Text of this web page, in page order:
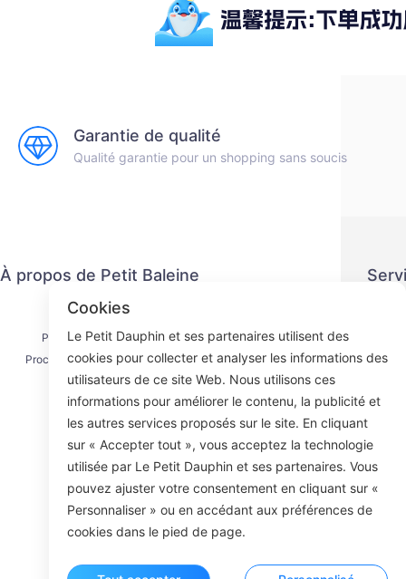
Garantie de qualité
Qualité garantie pour un shopping sans soucis
À propos de Petit Baleine
Nous contacter
Processus d'expédition
Processus de remboursement
À propos de nous
ROOM
Cookies
Le Petit Dauphin et ses partenaires utilisent des
cookies pour collecter et analyser les informations des
utilisateurs de ce site Web. Nous utilisons ces
informations pour améliorer le contenu, la publicité et
les autres services proposés sur le site. En cliquant
sur « Accepter tout », vous acceptez la technologie
utilisée par Le Petit Dauphin et ses partenaires. Vous
pouvez ajuster votre consentement en cliquant sur «
Personnaliser » ou en accédant aux préférences de
cookies dans le pied de page.